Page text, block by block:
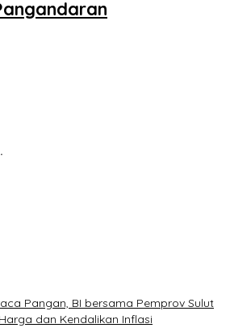
Pangan, BI bersama Pemprov Sulut
dan Kendalikan Inflasi